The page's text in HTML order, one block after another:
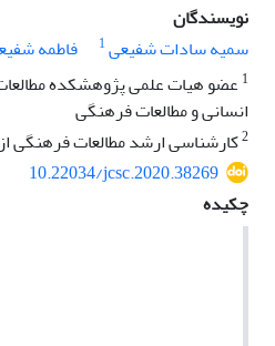
نویسندگان
سمیه سادات شفیعی1 فاطمه
1 عضو هیات علمی پژوهشکده
انسانی و مطالعات فرهنگی
2کارشناسی ارشد مطالعات فرهنگی
10.22034/jcsc.2020.38269
چکیده